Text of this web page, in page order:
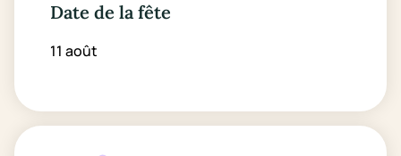
Date de la fête
11 août